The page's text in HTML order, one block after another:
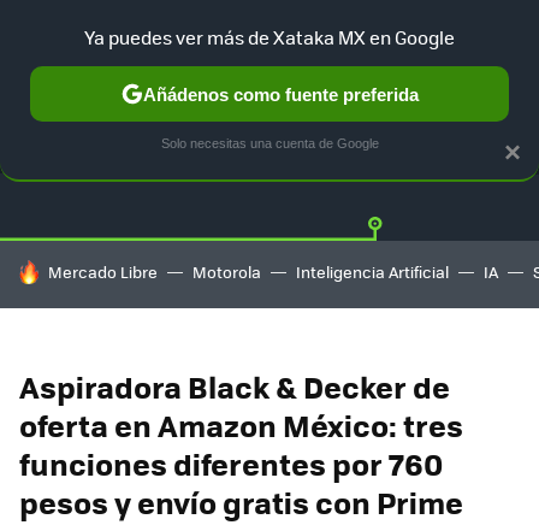
GUÍA DE COMPRAS MERCADO LIBRE
HOY SE HABLA DE
Mercado Libre Motorola Inteligencia Artificial IA
Aspiradora Black & Decker de
oferta en Amazon México: tres
funciones diferentes por 760
pesos y envío gratis con Prime
×
Ya puedes ver más de Xataka MX en Google
Añádenos como fuente preferida
Solo necesitas una cuenta de Google